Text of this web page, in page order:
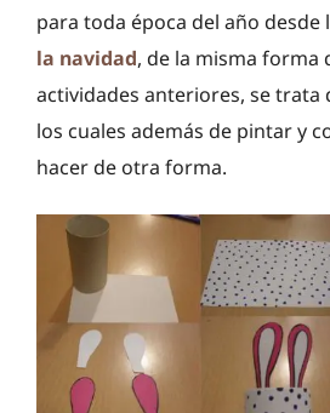
para toda época del año desde
la navidad, de la misma forma
actividades anteriores, se trata
los cuales además de pintar y
hacer de otra forma.